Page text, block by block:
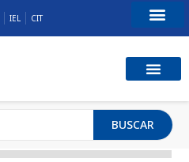
IEL CIT
BUSCAR